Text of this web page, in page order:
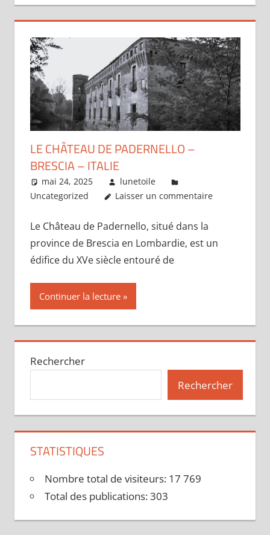
LE CHÂTEAU DE PADERNELLO –
BRESCIA – ITALIE
mai 24, 2025
lunetoile
Uncategorized
Laisser un commentaire
Le Château de Padernello, situé dans la
province de Brescia en Lombardie, est un
édifice du XVe siècle entouré de
Continuer la lecture
Rechercher
Rechercher
STATISTIQUES
Nombre total de visiteurs: 17 769
Total des publications:303